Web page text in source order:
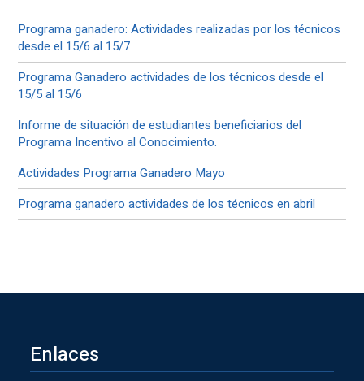
Programa ganadero: Actividades realizadas por los técnicos
desde el 15/6 al 15/7
Programa Ganadero actividades de los técnicos desde el
15/5 al 15/6
Informe de situación de estudiantes beneficiarios del
Programa Incentivo al Conocimiento.
Actividades Programa Ganadero Mayo
Programa ganadero actividades de los técnicos en abril
Enlaces